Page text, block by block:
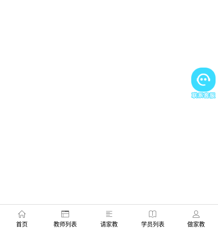
首页 教师列表 请家教 学员列表 做家教